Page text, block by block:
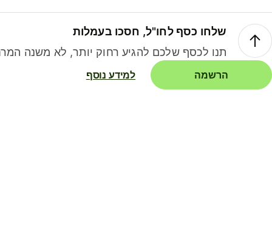
שלחו כסף לחו"ל, חסכו בעמלות
תנו לכסף שלכם להגיע רחוק יותר, לא משנה
הרשמה למידע נוסף